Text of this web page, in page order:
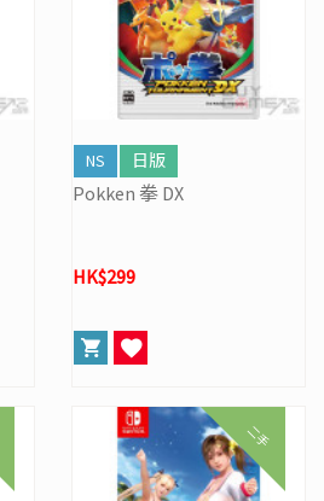
NS 日版
Pokken 拳 DX
HK$299
二手